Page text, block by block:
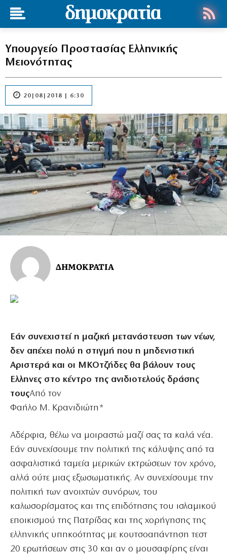
Υπουργείο Προστασίας Ελληνικής
Μειονότητας
20|08|2018 | 6:30
ΔΗΜΟΚΡΑΤΙΑ
Εάν συνεχιστεί η μαζική μετανάστευση των νέων,
δεν απέχει πολύ η στιγμή που η μηδενιστική
Αριστερά και οι ΜΚΟτζήδες θα βάλουν τους
Ελληνες στο κέντρο της ανιδιοτελούς δράσης
τουςΑπό τον
Φαήλο Μ. Κρανιδιώτη*
Αδέρφια, θέλω να μοιραστώ μαζί σας τα καλά νέα.
Εάν συνεχίσουμε την πολιτική της κάλυψης από τα
ασφαλιστικά ταμεία μερικών εκτρώσεων τον χρόνο,
αλλά ούτε μιας εξωσωματικής. Αν συνεχίσουμε την
πολιτική των ανοιχτών συνόρων, του
καλωσορίσματος και της επιδότησης του ισλαμικού
εποικισμού της Πατρίδας και της χορήγησης της
ελληνικής υπηκοότητας με κουτσοαπάντηση τεστ
20 ερωτήσεων στις 30 και αν ο μουσαφίρης είναι